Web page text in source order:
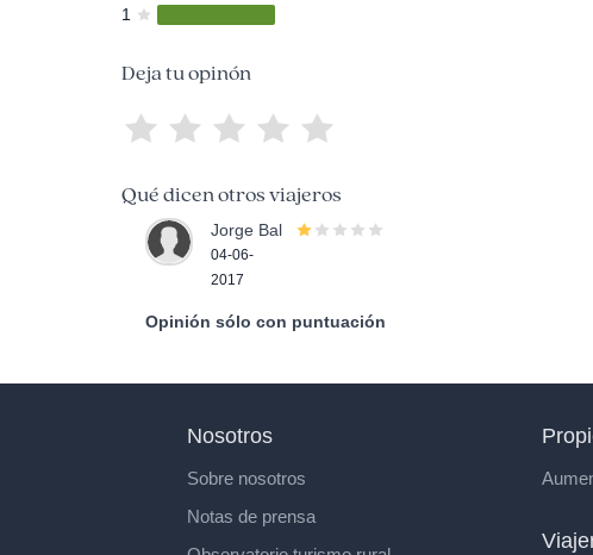
1
Deja tu opinón
Qué dicen otros viajeros
Jorge Bal
04-06-
2017
Opinión sólo con puntuación
Nosotros
Sobre nosotros
Notas de prensa